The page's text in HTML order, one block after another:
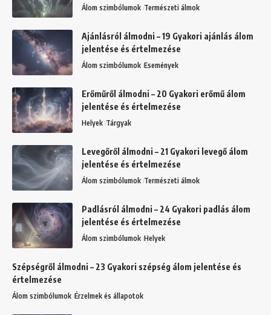
Álom szimbólumok Természeti álmok
Ajánlásról álmodni – 19 Gyakori ajánlás álom
jelentése és értelmezése
Álom szimbólumok Események
Erőműről álmodni – 20 Gyakori erőmű álom
jelentése és értelmezése
Helyek Tárgyak
Levegőről álmodni – 21 Gyakori levegő álom
jelentése és értelmezése
Álom szimbólumok Természeti álmok
Padlásról álmodni – 24 Gyakori padlás álom
jelentése és értelmezése
Álom szimbólumok Helyek
Szépségről álmodni – 23 Gyakori szépség álom jelentése és
értelmezése
Álom szimbólumok Érzelmek és állapotok